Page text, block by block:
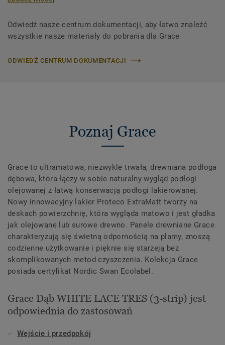
Odwiedź nasze centrum dokumentacji, aby łatwo znaleźć
wszystkie nasze materiały do ​​pobrania dla Grace
ODWIEDŹ CENTRUM DOKUMENTACJI
Poznaj Grace
Grace to ultramatowa, niezwykle trwała, drewniana podłoga
dębowa, która łączy w sobie naturalny wygląd podłogi
olejowanej z łatwą konserwacją podłogi lakierowanej.
Nowy innowacyjny lakier Proteco ExtraMatt tworzy na
deskach powierzchnię, która wygląda matowo i jest gładka
jak olejowane lub surowe drewno. Panele drewniane Grace
charakteryzują się świetną odpornością na plamy, znoszą
codzienne użytkowanie i pięknie się starzeją bez
skomplikowanych metod czyszczenia. Kolekcja Grace
posiada certyfikat Nordic Swan Ecolabel.
Grace Dąb WHITE LACE TRES (3-strip) jest
odpowiednia do zastosowań
Wejście i przedpokój